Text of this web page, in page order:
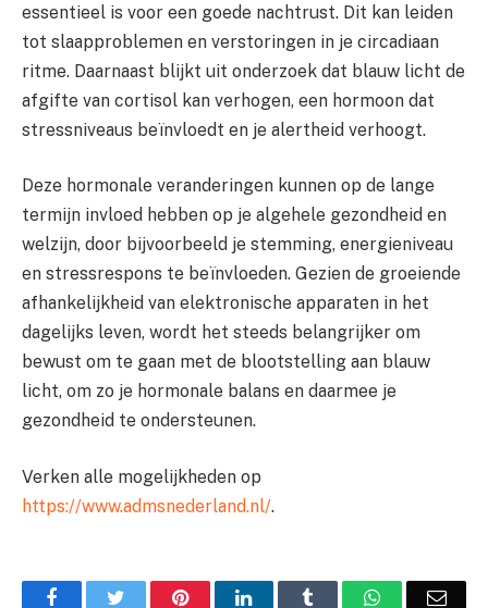
essentieel is voor een goede nachtrust. Dit kan leiden
tot slaapproblemen en verstoringen in je circadiaan
ritme. Daarnaast blijkt uit onderzoek dat blauw licht de
afgifte van cortisol kan verhogen, een hormoon dat
stressniveaus beïnvloedt en je alertheid verhoogt.
Deze hormonale veranderingen kunnen op de lange
termijn invloed hebben op je algehele gezondheid en
welzijn, door bijvoorbeeld je stemming, energieniveau
en stressrespons te beïnvloeden. Gezien de groeiende
afhankelijkheid van elektronische apparaten in het
dagelijks leven, wordt het steeds belangrijker om
bewust om te gaan met de blootstelling aan blauw
licht, om zo je hormonale balans en daarmee je
gezondheid te ondersteunen.
Verken alle mogelijkheden op
https://www.admsnederland.nl/.
FacebookTwitter PinterestLinkedIn Tumblr WhatsApp